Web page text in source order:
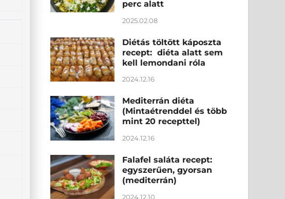
perc alatt
2025.02.08
Diétás töltött káposzta
recept: diéta alatt sem
kell lemondani róla
2024.12.16
Mediterrán diéta
(Mintaétrenddel és több
mint 20 recepttel)
2024.12.16
Falafel saláta recept:
egyszerűen, gyorsan
(mediterrán)
2024.12.10